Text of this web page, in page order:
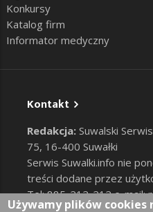
Konkursy
Katalog firm
Informator medyczny
Kontakt
Redakcja: Suwalski
75, 16-400 Suwałki
Serwis Suwalki.info nie
treści dodane przez
Tel: 885-212-212 e-mail:
Używamy plików